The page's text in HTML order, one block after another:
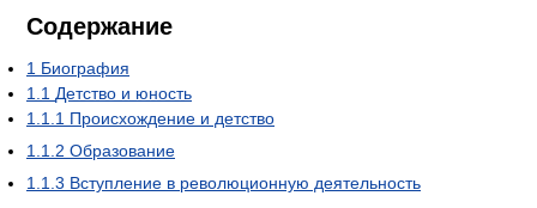
Содержание
1 Биография
1.1 Детство и юность
1.1.1 Происхождение и детство
1.1.2 Образование
1.1.3 Вступление в революционную деятельность